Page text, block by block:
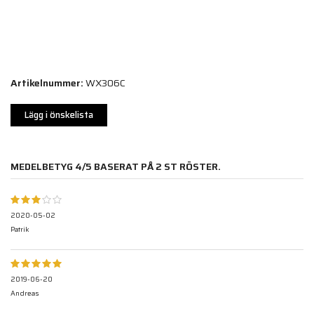
Artikelnummer:WX306C
Lägg i önskelista
MEDELBETYG 4/5 BASERAT PÅ2 ST RÖSTER.
2020-05-02
Patrik
2019-06-20
Andreas